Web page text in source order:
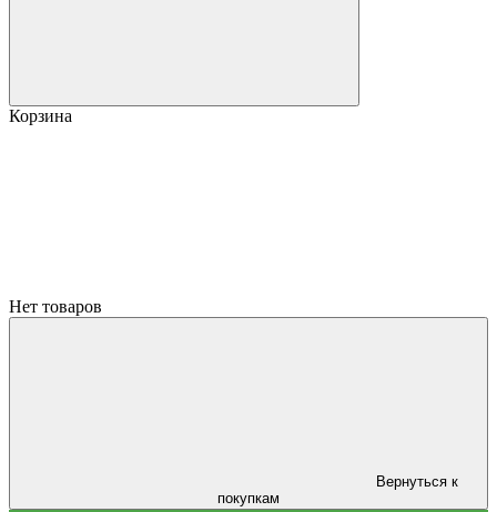
Корзина
Нет товаров
Вернуться к
покупкам